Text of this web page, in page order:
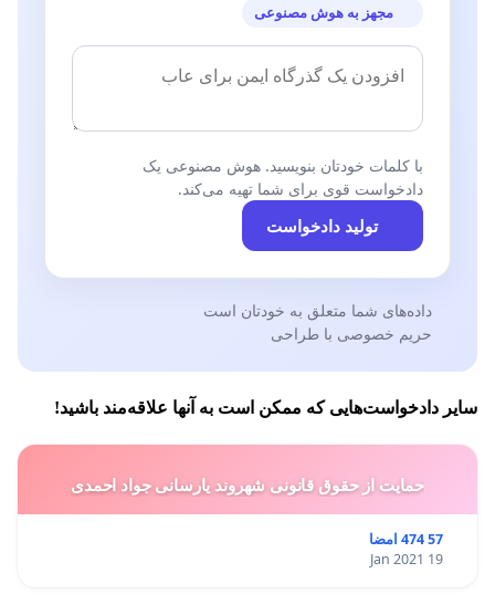
مجهز به هوش مصنوعی
با کلمات خودتان بنویسید. هوش مصنوعی یک
دادخواست قوی برای شما تهیه می‌کند.
تولید دادخواست
داده‌های شما متعلق به خودتان است
حریم خصوصی با طراحی
سایر دادخواست‌هایی که ممکن است به آنها علاقه‌مند باشید!
حمایت از حقوق قانونی شهروند یارسانی جواد احمدی
57 474 امضا
19 Jan 2021